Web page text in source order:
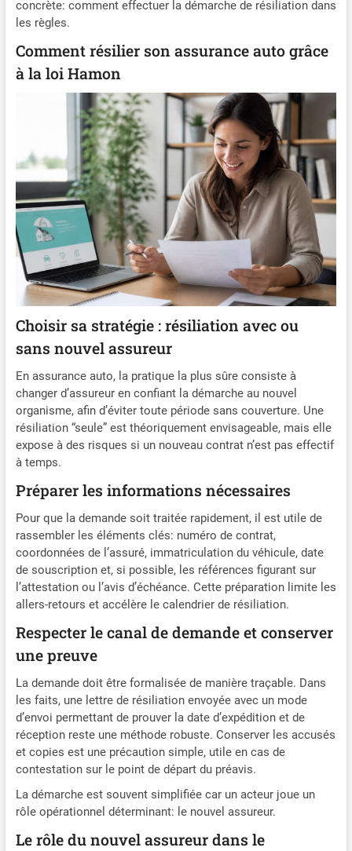
concrète: comment effectuer la démarche de résiliation dans
les règles.
Comment résilier son assurance auto grâce
à la loi Hamon
Choisir sa stratégie : résiliation avec ou
sans nouvel assureur
En assurance auto, la pratique la plus sûre consiste à
changer d’assureur en confiant la démarche au nouvel
organisme, afin d’éviter toute période sans couverture. Une
résiliation “seule” est théoriquement envisageable, mais elle
expose à des risques si un nouveau contrat n’est pas effectif
à temps.
Préparer les informations nécessaires
Pour que la demande soit traitée rapidement, il est utile de
rassembler les éléments clés: numéro de contrat,
coordonnées de l’assuré, immatriculation du véhicule, date
de souscription et, si possible, les références figurant sur
l’attestation ou l’avis d’échéance. Cette préparation limite les
allers-retours et accélère le calendrier de résiliation.
Respecter le canal de demande et conserver
une preuve
La demande doit être formalisée de manière traçable. Dans
les faits, une lettre de résiliation envoyée avec un mode
d’envoi permettant de prouver la date d’expédition et de
réception reste une méthode robuste. Conserver les accusés
et copies est une précaution simple, utile en cas de
contestation sur le point de départ du préavis.
La démarche est souvent simplifiée car un acteur joue un
rôle opérationnel déterminant: le nouvel assureur.
Le rôle du nouvel assureur dans le